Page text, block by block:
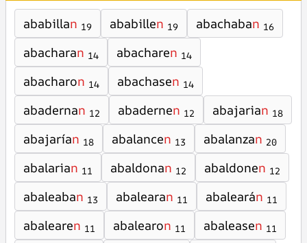
ababillan 19 ababillen 19 abachaban 16
abacharan 14 abacharen 14
abacharon 14 abachasen 14
abadernan 12 abadernen 12 abajarian 18
abajarían 18 abalancen 13 abalanzan 20
abalarian 11 abaldonan 12 abaldonen 12
abaleaban 13 abalearan 11 abalearán 11
abalearen 11 abalearon 11 abaleasen 11